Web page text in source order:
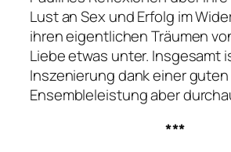
Lust an Sex und Erfolg im
ihren eigentlichen Träumen
Liebe etwas unter. Insgesamt
Inszenierung dank einer guten
Ensembleleistung aber
***